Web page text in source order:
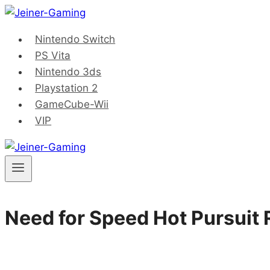
Saltar
contenidoNintendo Switch
PS Vita
Nintendo 3ds
Playstation 2
GameCube-Wii
VIP
Need for Speed Hot Pursuit